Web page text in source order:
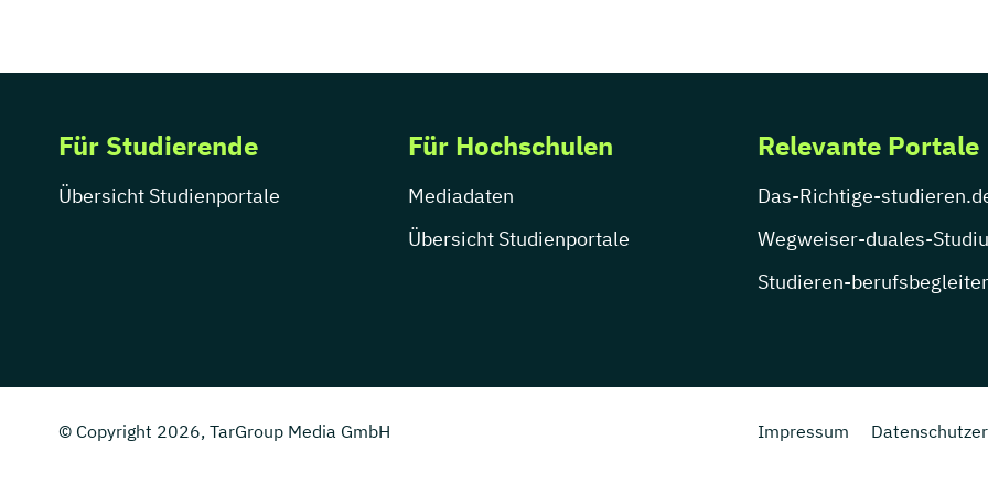
Für Studierende
Übersicht Studienportale
Für Hochschulen
Mediadaten
Übersicht Studienportale
Relevante Portale
Das-Richtige-
Wegweiser-duales-
Studieren-
© Copyright 2026, TarGroup Media GmbH Impressum